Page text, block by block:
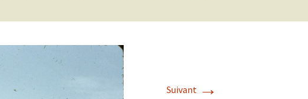
Suivant →